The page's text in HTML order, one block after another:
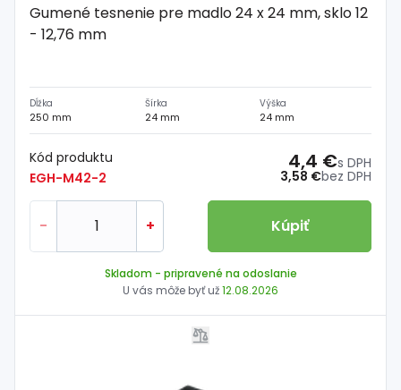
Gumené tesnenie pre madlo 24 x 24 mm, sklo 12
- 12,76 mm
Dĺžka
250 mm
Šírka
24 mm
Výška
24 mm
Kód produktu
EGH-M42-2
3,58 €bez DPH
4,4 €s DPH
- + Kúpiť
Skladom - pripravené na odoslanie
U vás môže byť už12.08.2026